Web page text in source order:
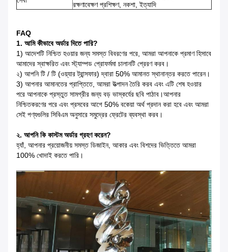
রক্ষণাবেক্ষণ প্রশিক্ষণ, নকশা, ইত্যাদি
FAQ
1. আমি কীভাবে অর্ডার দিতে পারি?
1) আদেশটি নিশ্চিত হওয়ার জন্য সমস্ত বিবরণের পরে, আমরা আপনাকে প্রমাণ হিসাবে
আমাদের স্বাক্ষরিত এবং স্ট্যাম্পড প্রোফর্মমা চালানটি প্রেরণ করব।
২) আপনি টি / টি (ওয়্যার ট্রান্সফার) দ্বারা 50% আমানত স্থানান্তর করতে পারেন।
3) আপনার আমানতের প্রাপ্তিতে, আমরা উত্পাদন তৈরি করব এবং এটি শেষ হওয়ার
পরে আপনাকে প্রস্তুত সামগ্রীর জন্য বড় ভাস্কর্যের ছবি পাঠাব।আপনার
নিশ্চিতকরণের পরে এবং প্রসবের আগে 50% বকেয়া অর্থ প্রদান করা হবে এবং আমরা
সেই পণ্যগুলির সিবিএম অনুসারে সমুদ্রের ফ্রেটের ব্যবস্থা করব।
২. আপনি কি কাস্টম অর্ডার গ্রহণ করেন?
হ্যাঁ, আপনার প্রয়োজনীয় সমস্ত ডিজাইন, আকার এবং বিশদের ভিত্তিতে আমরা
100% খোদাই করতে পারি।